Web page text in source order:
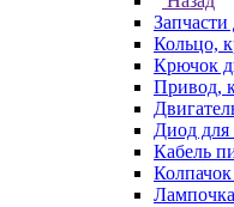
Кольцо,
Крючок
Привод,
Диод
Кабель